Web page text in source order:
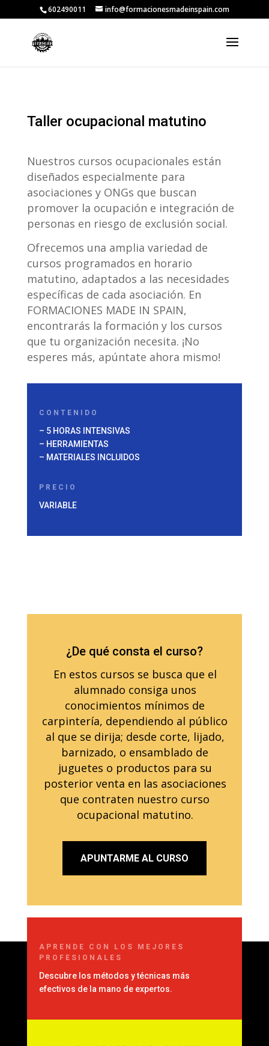
602490011 info@formacionesmadeinspain.com
Taller ocupacional matutino
Nuestros cursos ocupacionales están
diseñados especialmente para
asociaciones y ONGs que buscan
promover la ocupación e integración de
personas en riesgo de exclusión social.
Ofrecemos una amplia variedad de
cursos programados en horario
matutino, adaptados a las necesidades
específicas de cada asociación. En
FORMACIONES MADE IN SPAIN,
encontrarás la formación y los cursos
que tu organización necesita. ¡No
esperes más, apúntate ahora mismo!
CONTENIDO
– 5 HORAS INTENSIVAS
– HERRAMIENTAS
– MATERIALES INCLUIDOS
PRECIO
VARIABLE
¿De qué consta el curso?
En estos cursos se busca que el
alumnado consiga unos
conocimientos mínimos de
carpintería, dependiendo al público
al que se dirija; desde corte, lijado,
barnizado, o ensamblado de
juguetes o productos para su
posterior venta en las asociaciones
que contraten nuestro curso
ocupacional matutino.
APUNTARME AL CURSO
APRENDE CON LOS MEJORES
PROFESIONALES
Descubre los métodos y técnicas más
efectivos de la mano de expertos.